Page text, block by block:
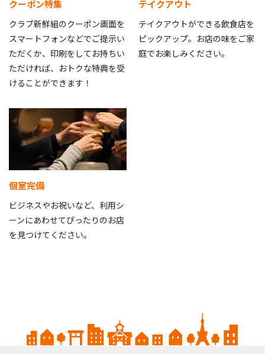
クーポン特集
クラブ新鮮組のクーポン画面を
スマートフォンなどでご提示い
ただくか、印刷をしてお持ちい
ただければ、おトクな特典を受
けることができます！
テイクアウト
テイクアウトができる飲食店を
ピックアップ。お店の味をご家
庭でお楽しみください。
個室完備
ビジネスやお祝いなど、利用シ
ーンにあわせてぴったりのお店
を見つけてください。